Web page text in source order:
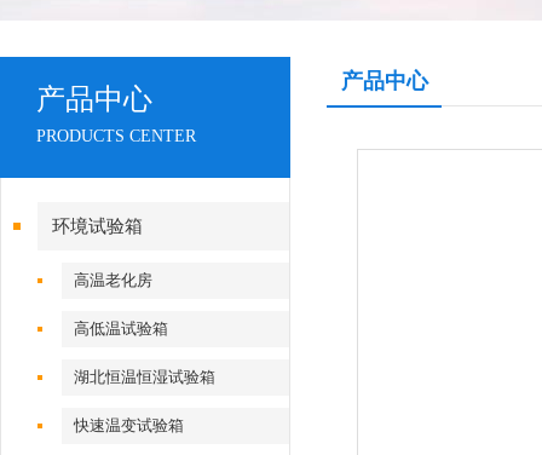
产品中心
PRODUCTS CENTER
环境试验箱
高温老化房
高低温试验箱
湖北恒温恒湿试验箱
快速温变试验箱
产品中心